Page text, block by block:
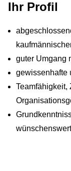
Ihr Profil
guter Umgang
gewissenhafte
Teamfähigkeit,
wünschenswert